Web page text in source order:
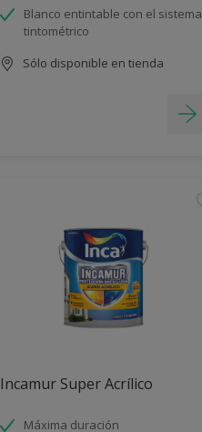
Blanco entintable con el sistema
tintométrico
Sólo disponible en tienda
Incamur Super Acrílico
Máxima duración